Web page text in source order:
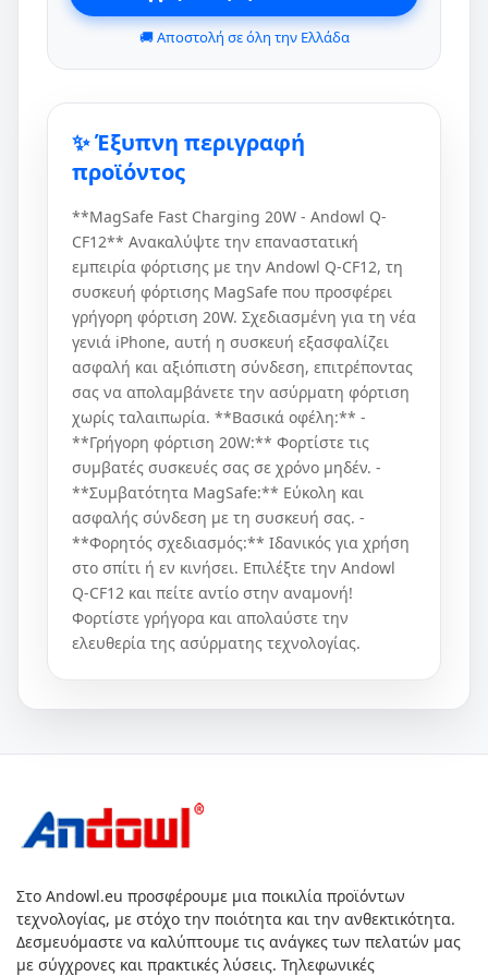
🚚 Αποστολή σε όλη την Ελλάδα
✨ Έξυπνη περιγραφή
προϊόντος
**MagSafe Fast Charging 20W - Andowl Q-
CF12** Ανακαλύψτε την επαναστατική
εμπειρία φόρτισης με την Andowl Q-CF12, τη
συσκευή φόρτισης MagSafe που προσφέρει
γρήγορη φόρτιση 20W. Σχεδιασμένη για τη νέα
γενιά iPhone, αυτή η συσκευή εξασφαλίζει
ασφαλή και αξιόπιστη σύνδεση, επιτρέποντας
σας να απολαμβάνετε την ασύρματη φόρτιση
χωρίς ταλαιπωρία. **Βασικά οφέλη:** -
**Γρήγορη φόρτιση 20W:** Φορτίστε τις
συμβατές συσκευές σας σε χρόνο μηδέν. -
**Συμβατότητα MagSafe:** Εύκολη και
ασφαλής σύνδεση με τη συσκευή σας. -
**Φορητός σχεδιασμός:** Ιδανικός για χρήση
στο σπίτι ή εν κινήσει. Επιλέξτε την Andowl
Q-CF12 και πείτε αντίο στην αναμονή!
Φορτίστε γρήγορα και απολαύστε την
ελευθερία της ασύρματης τεχνολογίας.
Στο Andowl.eu προσφέρουμε μια ποικιλία προϊόντων
τεχνολογίας, με στόχο την ποιότητα και την ανθεκτικότητα.
Δεσμευόμαστε να καλύπτουμε τις ανάγκες των πελατών μας
με σύγχρονες και πρακτικές λύσεις. Τηλεφωνικές